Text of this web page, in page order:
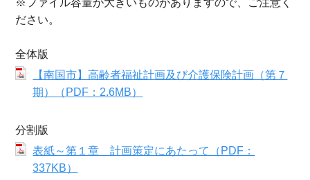
※ファイル容量が大きいものがありますので、ご注意く
ださい。
全体版
【南国市】高齢者福祉計画及び介護保険計画（第７
期）（PDF：2.6MB）
分割版
表紙～第１章 計画策定にあたって（PDF：
337KB）